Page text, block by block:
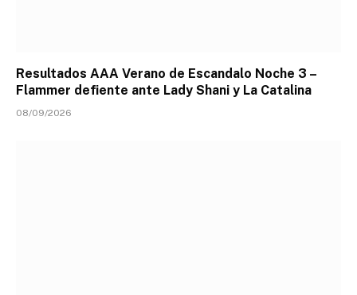
Resultados AAA Verano de Escandalo Noche 3 –
Flammer defiente ante Lady Shani y La Catalina
08/09/2026